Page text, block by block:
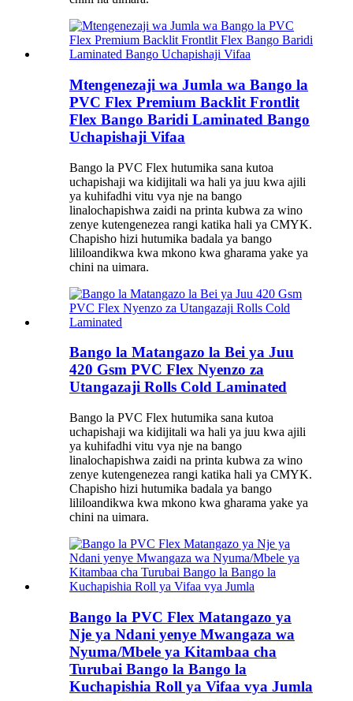
Mtengenezaji wa Jumla wa Bango la
PVC Flex Premium Backlit Frontlit
Flex Bango Baridi Laminated Bango
Uchapishaji Vifaa
Bango la PVC Flex hutumika sana kutoa
uchapishaji wa kidijitali wa hali ya juu kwa ajili
ya kuhifadhi vitu vya nje na bango
linalochapishwa zaidi na printa kubwa za wino
zenye kutengenezea rangi katika hali ya CMYK.
Chapisho hizi hutumika badala ya bango
lililoandikwa kwa mkono kwa gharama yake ya
chini na uimara.
Bango la Matangazo la Bei ya Juu
420 Gsm PVC Flex Nyenzo za
Utangazaji Rolls Cold Laminated
Bango la PVC Flex hutumika sana kutoa
uchapishaji wa kidijitali wa hali ya juu kwa ajili
ya kuhifadhi vitu vya nje na bango
linalochapishwa zaidi na printa kubwa za wino
zenye kutengenezea rangi katika hali ya CMYK.
Chapisho hizi hutumika badala ya bango
lililoandikwa kwa mkono kwa gharama yake ya
chini na uimara.
Bango la PVC Flex Matangazo ya
Nje ya Ndani yenye Mwangaza wa
Nyuma/Mbele ya Kitambaa cha
Turubai Bango la Bango la
Kuchapishia Roll ya Vifaa vya Jumla